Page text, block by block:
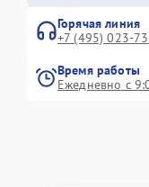
Горячая линия
+7 (495) 023-
Время работы
Ежедневно с